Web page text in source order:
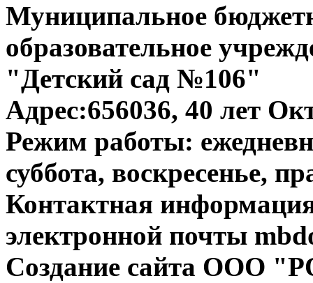
Муниципальное
образовательное
"Детский сад №106"
Адрес:656036, 40 лет
Режим работы:
суббота, воскресенье,
Контактная
электронной почты
Создание сайта ООО